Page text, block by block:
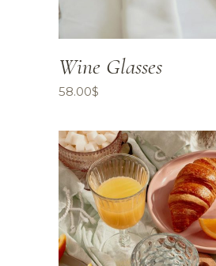
Wine Glasses
58.00$